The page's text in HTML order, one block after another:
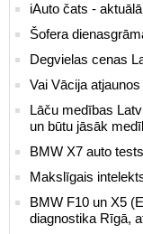
iAuto čats -
Šofera
Degvielas cenas
Vai Vācija
Lāču medības
un būtu jāsāk
BMW X7 auto
Makslīgais
BMW F10 un X5
diagnostika Rīgā,